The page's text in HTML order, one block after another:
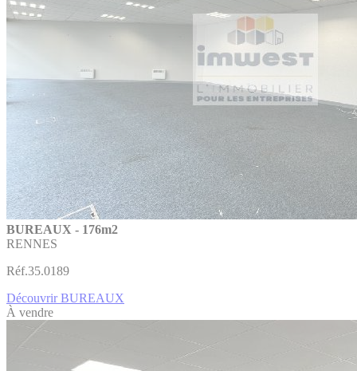
BUREAUX - 176m2
RENNES
Réf.35.0189
Découvrir BUREAUX
À vendre